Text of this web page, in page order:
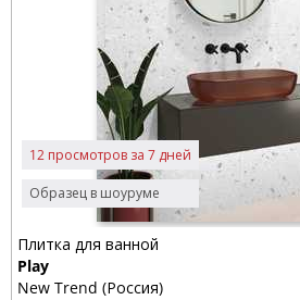
Образец в шоуруме
12 просмотров за 7 дней
Плитка для ванной
Play
New Trend (Россия)